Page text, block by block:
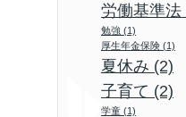
労働基準法
勉強 (1)
厚生年金保険 (1)
夏休み (2)
子育て (2)
学童 (1)